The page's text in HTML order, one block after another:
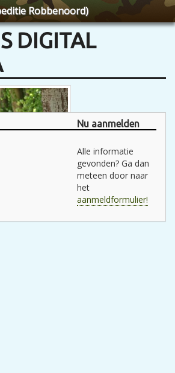
Robbenoord)
DIGITAL
Nu aanmelden
Alle informatie
gevonden? Ga dan
meteen door naar
het
aanmeldformulier!